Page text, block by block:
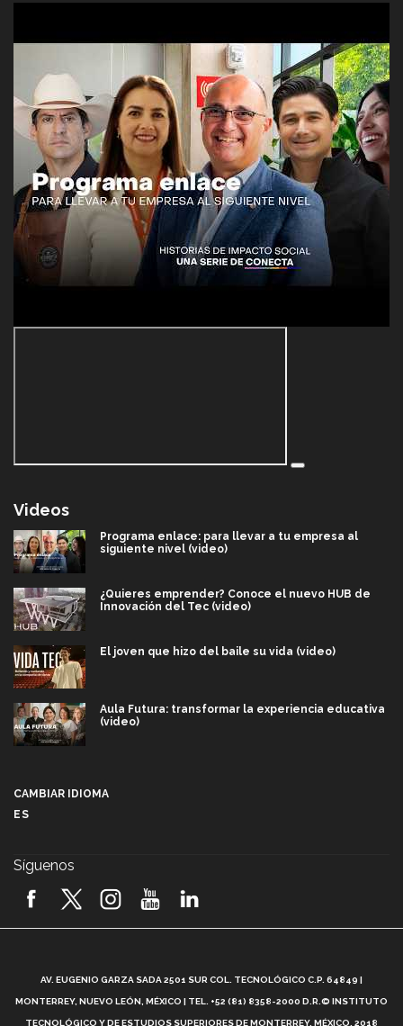
Videos
Programa enlace: para llevar a tu empresa al
siguiente nivel (video)
¿Quieres emprender? Conoce el nuevo HUB de
Innovación del Tec (video)
El joven que hizo del baile su vida (video)
Aula Futura: transformar la experiencia educativa
(video)
2026! (video)
¿Cómo es el Modelo Educativo Tec? (video)
CAMBIAR IDIOMA
ES
Síguenos
AV. EUGENIO GARZA SADA 2501 SUR COL. TECNOLÓGICO C.P. 64849 |
MONTERREY, NUEVO LEÓN, MÉXICO | TEL. +52 (81) 8358-2000 D.R.© INSTITUTO
TECNOLÓGICO Y DE ESTUDIOS SUPERIORES DE MONTERREY, MÉXICO. 2018